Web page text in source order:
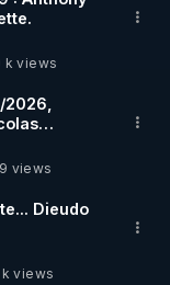
the-
k views
views
Dieudo
k views